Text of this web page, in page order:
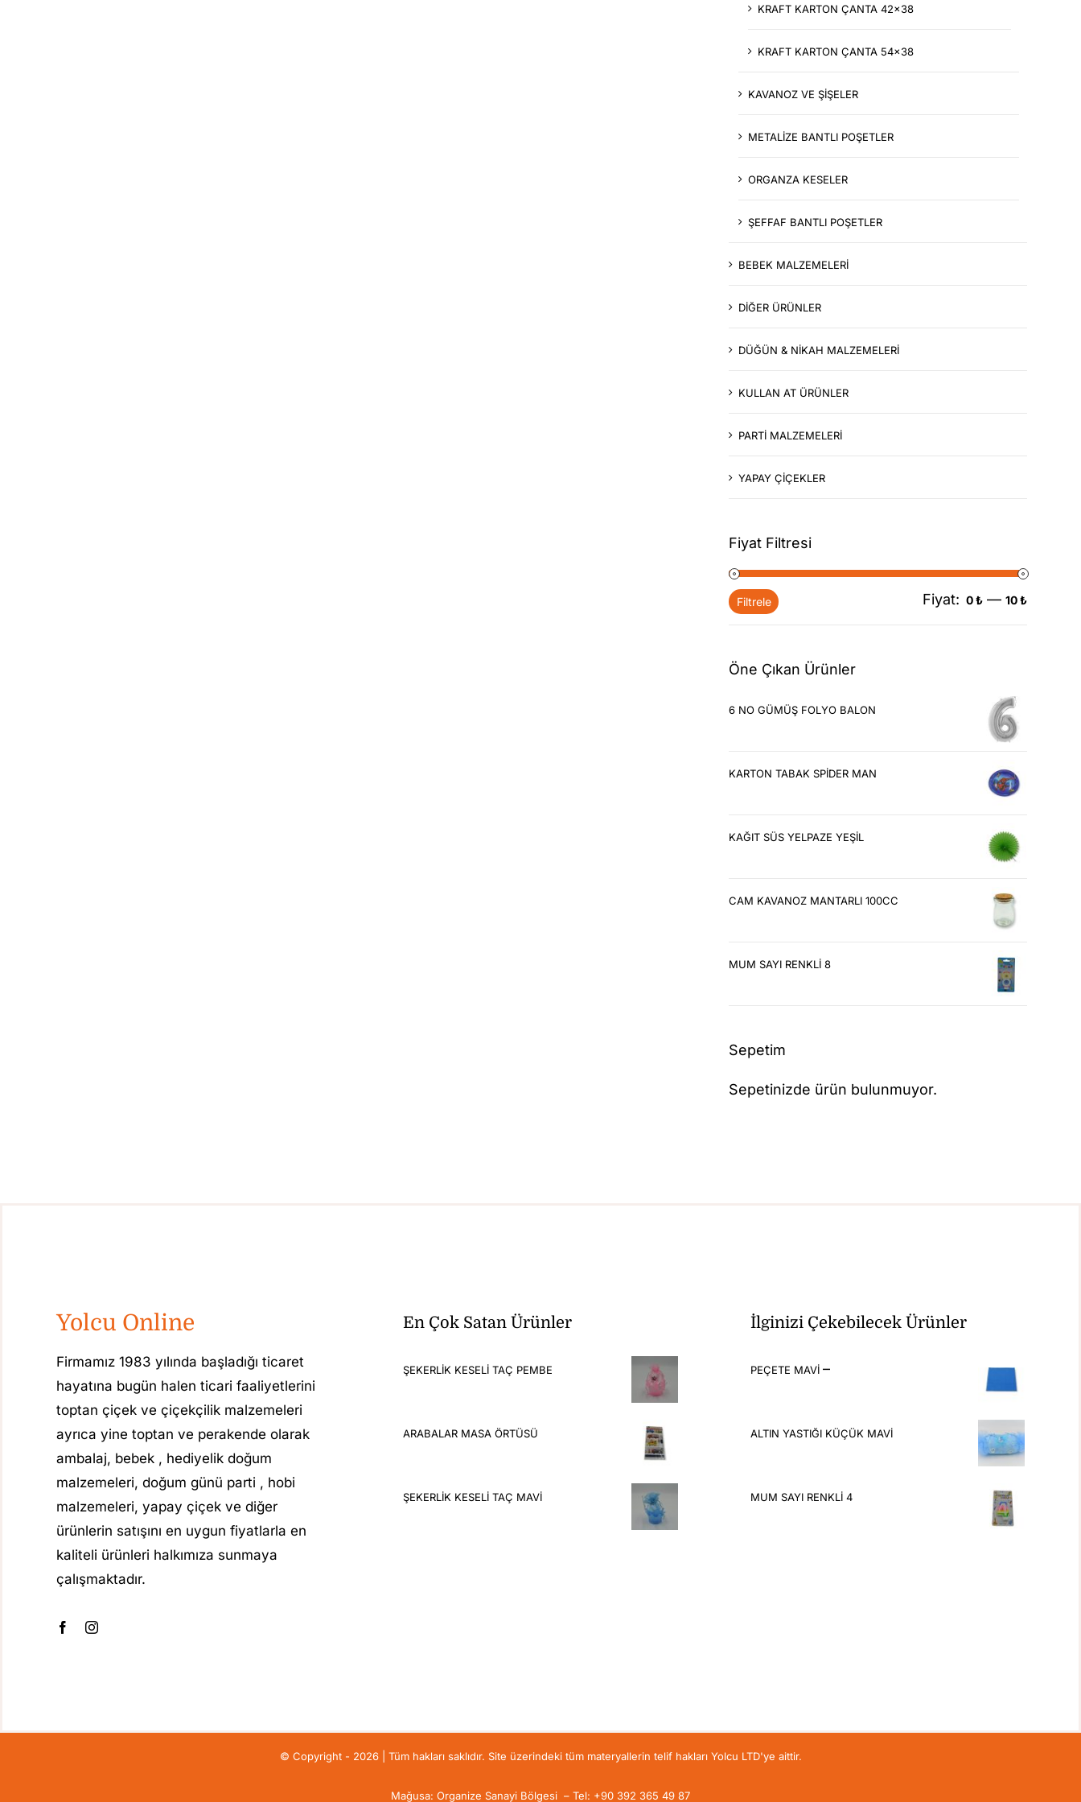
KRAFT KARTON ÇANTA 42x38
KRAFT KARTON ÇANTA 54x38
KAVANOZ VE ŞİŞELER
METALİZE BANTLI POŞETLER
ORGANZA KESELER
ŞEFFAF BANTLI POŞETLER
BEBEK MALZEMELERİ
DİĞER ÜRÜNLER
DÜĞÜN & NİKAH MALZEMELERİ
KULLAN AT ÜRÜNLER
PARTİ MALZEMELERİ
YAPAY ÇİÇEKLER
Fiyat Filtresi
En
En
Filtrele Fiyat: 0 ₺— 10 ₺
Öne Çıkan Ürünler
6 NO GÜMÜŞ FOLYO BALON
KARTON TABAK SPİDER MAN
KAĞIT SÜS YELPAZE YEŞİL
CAM KAVANOZ MANTARLI 100CC
MUM SAYI RENKLİ 8
Sepetim
Sepetinizde ürün bulunmuyor.
Yolcu Online
Firmamız 1983 yılında başladığı ticaret
hayatına bugün halen ticari faaliyetlerini
toptan çiçek ve çiçekçilik malzemeleri
ayrıca yine toptan ve perakende olarak
ambalaj, bebek , hediyelik doğum
malzemeleri, doğum günü parti , hobi
malzemeleri, yapay çiçek ve diğer
ürünlerin satışını en uygun fiyatlarla en
kaliteli ürünleri halkımıza sunmaya
çalışmaktadır.
En Çok Satan Ürünler
ŞEKERLİK KESELİ TAÇ PEMBE
ARABALAR MASA ÖRTÜSÜ
ŞEKERLİK KESELİ TAÇ MAVİ
İlginizi Çekebilecek Ürünler
PEÇETE MAVİ –
ALTIN YASTIĞI KÜÇÜK MAVİ
MUM SAYI RENKLİ 4
© Copyright - 2026 | Tüm hakları saklıdır. Site üzerindeki tüm materyallerin telif hakları Yolcu LTD'ye aittir.
Mağusa: Organize Sanayi Bölgesi – Tel: +90 392 365 49 87